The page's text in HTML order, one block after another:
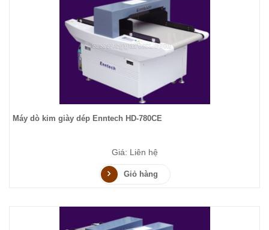
Máy dò kim giày dép Enntech HD-780CE
Giá: Liên hệ
Giỏ hàng